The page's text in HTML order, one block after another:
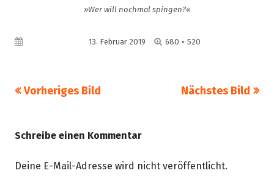
»Wer will nochmal spingen?«
Veröffentlicht am13. Februar 2019 Volle
680 × 520
Vorheriges Bild Nächstes Bild
Schreibe einen Kommentar
Deine E-Mail-Adresse wird nicht veröffentlicht.